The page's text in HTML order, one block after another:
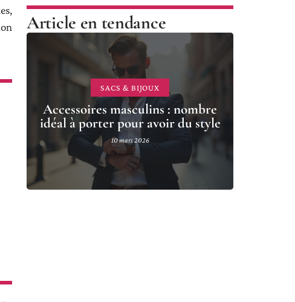
Article en tendance
SACS & BIJOUX
Accessoires masculins : nombre
idéal à porter pour avoir du style
10 mars 2026